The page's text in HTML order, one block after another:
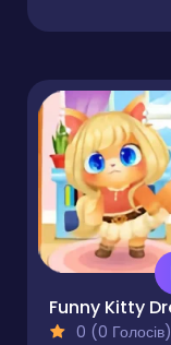
0 (0 Голосів)